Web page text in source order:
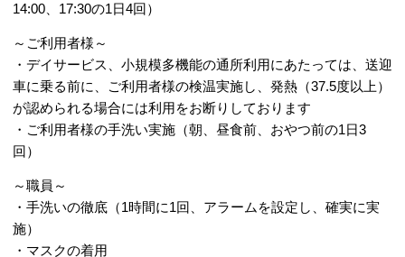
14:00、17:30の1日4回）
～ご利用者様～
・デイサービス、小規模多機能の通所利用にあたっては、送迎
車に乗る前に、ご利用者様の検温実施し、発熱（37.5度以上）
が認められる場合には利用をお断りしております
・ご利用者様の手洗い実施（朝、昼食前、おやつ前の1日3
回）
～職員～
・手洗いの徹底（1時間に1回、アラームを設定し、確実に実
施）
・マスクの着用